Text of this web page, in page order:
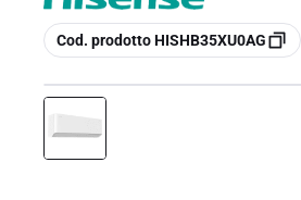
copia
Cod. prodotto HISHB35XU0AG